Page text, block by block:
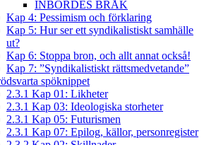
ÍNBÖRDES BRÅK
Kap 4: Pessimism och förklaring
Kap 5: Hur ser ett syndikalistiskt samhälle
ut?
Kap 6: Stoppa bron, och allt annat också!
Kap 7: ”Syndikalistiskt rättsmedvetande”
spöknippet
2.3.1 Kap 01: Likheter
2.3.1 Kap 03: Ideologiska storheter
2.3.1 Kap 05: Futurismen
2.3.1 Kap 07: Epilog, källor, personregister